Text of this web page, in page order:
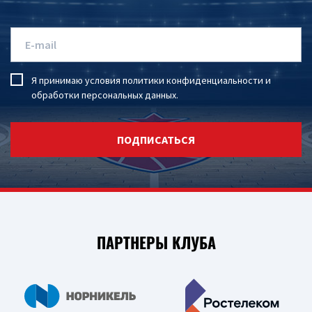
Я принимаю условия политики конфиденциальности и
обработки персональных данных.
ПОДПИСАТЬСЯ
ПАРТНЕРЫ КЛУБА